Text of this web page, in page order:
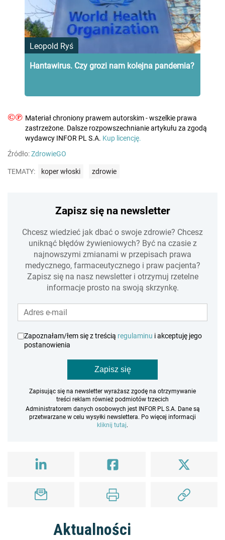
Leopold Ryś
Hantawirus. Czy grozi nam kolejna pandemia?
©℗ Materiał chroniony prawem autorskim - wszelkie prawa
zastrzeżone. Dalsze rozpowszechnianie artykułu za zgodą
wydawcy INFOR PL S.A. Kup licencję.
Źródło:ZdrowieGO
TEMATY: koper włoski zdrowie
Zapisz się na newsletter
Chcesz wiedzieć jak dbać o swoje zdrowie? Chcesz
uniknąć błędów żywieniowych? Być na czasie z
najnowszymi zmianami w przepisach prawa
medycznego, farmaceutycznego i praw pacjenta?
Zapisz się na nasz newsletter i otrzymuj rzetelne
informacje prosto na swoją skrzynkę.
Zapoznałam/łem się z treścią regulaminu i akceptuję jego
postanowienia
Zapisz się
Zapisując się na newsletter wyrażasz zgodę na otrzymywanie
treści reklam również podmiotów trzecich
Administratorem danych osobowych jest INFOR PL S.A. Dane są
przetwarzane w celu wysyłki newslettera. Po więcej informacji
kliknij tutaj.
Aktualności